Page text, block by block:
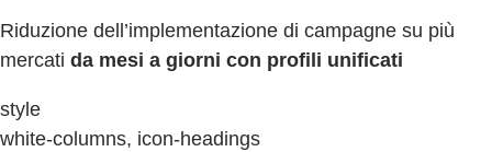
Riduzione dell’implementazione di campagne su più
mercati da mesi a giorni con profili unificati
style
white-columns, icon-headings